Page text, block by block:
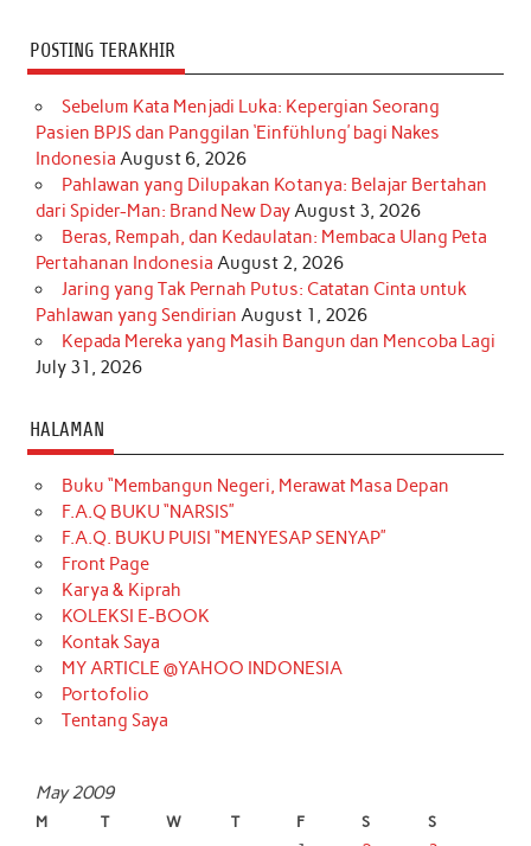
POSTING TERAKHIR
Sebelum Kata Menjadi Luka: Kepergian Seorang
Pasien BPJS dan Panggilan ‘Einfühlung’ bagi Nakes
Indonesia August 6, 2026
Pahlawan yang Dilupakan Kotanya: Belajar Bertahan
dari Spider-Man: Brand New DayAugust 3, 2026
Beras, Rempah, dan Kedaulatan: Membaca Ulang Peta
Pertahanan Indonesia August 2, 2026
Jaring yang Tak Pernah Putus: Catatan Cinta untuk
Pahlawan yang Sendirian August 1, 2026
Kepada Mereka yang Masih Bangun dan Mencoba Lagi
July 31, 2026
HALAMAN
Buku “Membangun Negeri, Merawat Masa Depan
F.A.Q BUKU “NARSIS”
F.A.Q. BUKU PUISI “MENYESAP SENYAP”
Front Page
Karya & Kiprah
KOLEKSI E-BOOK
Kontak Saya
MY ARTICLE @YAHOO INDONESIA
Portofolio
Tentang Saya
May 2009
M T W T F S S